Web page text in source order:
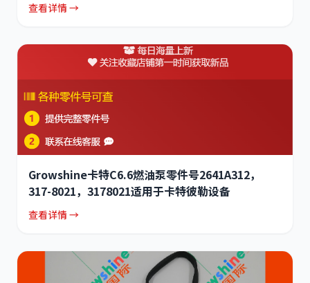
查看详情 →
Growshine卡特C6.6燃油泵零件号2641A312，
317-8021，3178021适用于卡特彼勒设备
查看详情 →